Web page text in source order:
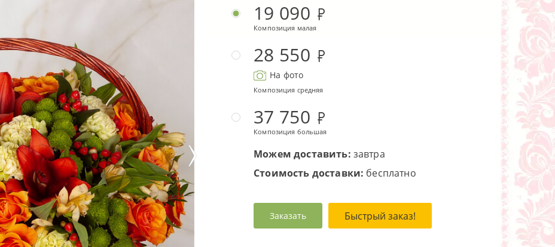
19 090
Композиция малая
28 550
На фото
Композиция средняя
37 750
Композиция большая
Можем доставить: завтра
Стоимость доставки: бесплатно
Заказать Быстрый заказ!